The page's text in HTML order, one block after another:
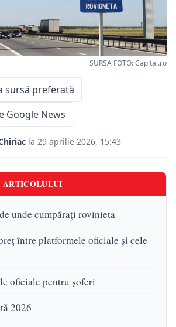
SURSA FOTO: Capital.ro
sursă preferată
Google News
la 29 aprilie 2026, 15:43
ARTICOLULUI
unde cumpărați rovinieta
între platformele oficiale și cele
oficiale pentru șoferi
2026